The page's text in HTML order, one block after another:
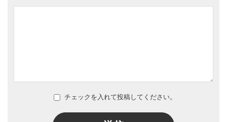
チェックを入れて投稿してください。